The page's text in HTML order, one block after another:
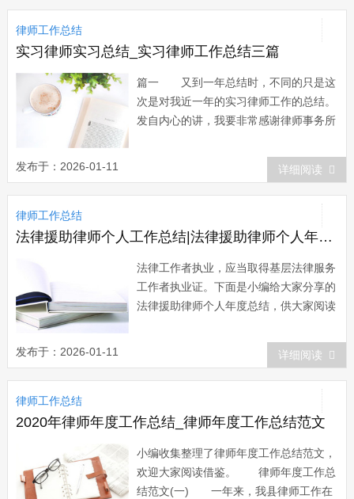
师队伍建设，以“坚持信念、精通业务、
维护正义、恪守诚信”的高素质律师队伍
为宗...
律师工作总结
实习律师实习总结_实习律师工作总结三篇
篇一 又到一年总结时，不同的只是这
次是对我近一年的实习律师工作的总结。
发自内心的讲，我要非常感谢律师事务所
以了极大的关照，让我有机会参与各类案
件的办理，尽快熟悉律师的实务操作程
序，这让我有了开始律师理想的良好基
础。也非常感谢主任和同事们的帮助和教
导，让我认识...
发布于：2026-01-11 详细阅读
律师工作总结
法律援助律师个人工作总结|法律援助律师个人年度总结
法律工作者执业，应当取得基层法律服务
工作者执业证。下面是小编给大家分享的
法律援助律师个人年度总结，供大家阅读
结 20XX年，我镇认真践行科学发展
观，全面履行法律援助工作职责，积极开
展法律援助工作，努力为弱势群体提供法
律援助服务，切实维护了弱势群体的合法
权益，...
发布于：2026-01-11 详细阅读
律师工作总结
2020年律师年度工作总结_律师年度工作总结范文
小编收集整理了律师年度工作总结范文，
欢迎大家阅读借鉴。 律师年度工作总
结范文(一) 一年来，我县律师工作在